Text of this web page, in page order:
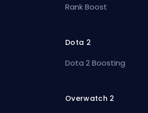
Rank Boost
Dota 2
Dota 2 Boosting
Overwatch 2